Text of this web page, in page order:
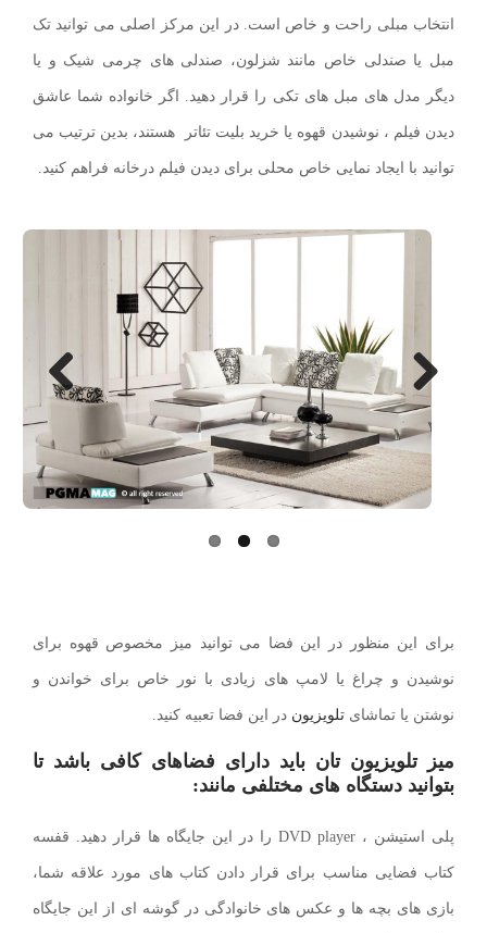
انتخاب مبلی راحت و خاص است. در این مرکز اصلی می توانید تک
مبل یا صندلی خاص مانند شزلون، صندلی های چرمی شیک و یا
دیگر مدل های مبل های تکی را قرار دهید. اگر خانواده شما عاشق
دیدن فیلم ، نوشیدن قهوه یا خرید بلیت تئاتر هستند، بدین ترتیب می
توانید با ایجاد نمایی خاص محلی برای دیدن فیلم درخانه فراهم کنید.
Previo
us
برای این منظور در این فضا می توانید میز مخصوص قهوه برای
نوشیدن و چراغ یا لامپ های زیادی با نور خاص برای خواندن و
نوشتن یا تماشای تلویزیون در این فضا تعبیه کنید.
میز تلویزیون تان باید دارای فضاهای کافی باشد تا
بتوانید دستگاه های مختلفی مانند:
پلی استیشن ، DVD player را در این جایگاه ها قرار دهید. قفسه
کتاب فضایی مناسب برای قرار دادن کتاب های مورد علاقه شما،
بازی های بچه ها و عکس های خانوادگی در گوشه ای از این جایگاه